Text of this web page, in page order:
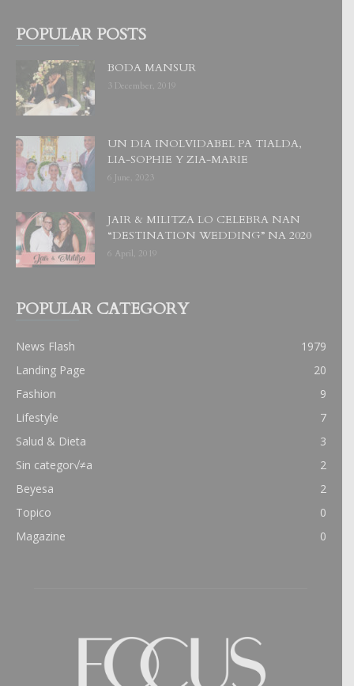
POPULAR POSTS
BODA MANSUR
3 December, 2019
UN DIA INOLVIDABEL PA TIALDA,
LIA-SOPHIE Y ZIA-MARIE
6 June, 2023
JAIR & MILITZA LO CELEBRA NAN
“DESTINATION WEDDING” NA 2020
6 April, 2019
POPULAR CATEGORY
News Flash
1979
Landing Page
20
Fashion
9
Lifestyle
7
Salud & Dieta
3
Sin categor√≠a
2
Beyesa
2
Topico
0
Magazine
0